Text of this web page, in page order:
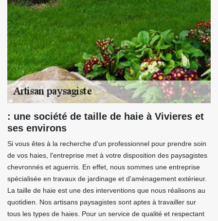
: une société de taille de haie à Vivieres et
ses environs
Si vous êtes à la recherche d'un professionnel pour prendre soin
de vos haies, l'entreprise met à votre disposition des paysagistes
chevronnés et aguerris. En effet, nous sommes une entreprise
spécialisée en travaux de jardinage et d'aménagement extérieur.
La taille de haie est une des interventions que nous réalisons au
quotidien. Nos artisans paysagistes sont aptes à travailler sur
tous les types de haies. Pour un service de qualité et respectant